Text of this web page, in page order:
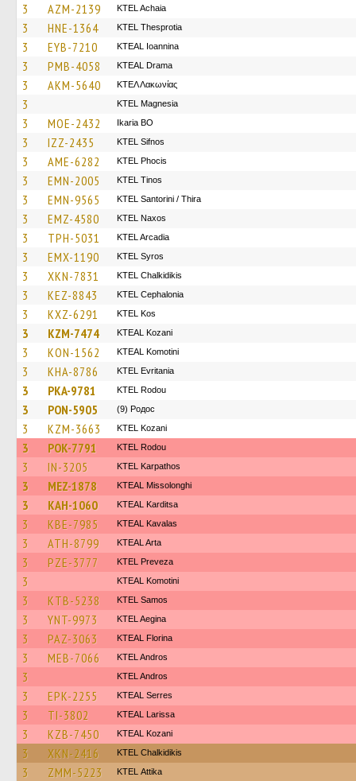
3 AZM-2139 KTEL Achaia
3 HNE-1364 KTEL Thesprotia
3 EYB-7210 KTEAL Ioannina
3 PMB-4058 KTEAL Drama
3 AKM-5640 ΚΤΕΛ Λακωνίας
3 ΚΤΕL Magnesia
3 MOE-2432 Ikaria BO
3 IZZ-2435 KTEL Sifnos
3 AME-6282 ΚΤΕL Phocis
3 EMN-2005 KTEL Tinos
3 EMN-9565 KTEL Santorini / Thira
3 EMZ-4580 KTEL Naxos
3 TPH-5031 KTEL Arcadia
3 EMX-1190 KTEL Syros
3 XKN-7831 ΚΤΕL Chalkidikis
3 KEZ-8843 KTEL Cephalonia
3 KXZ-6291 KTEL Kos
3 KZM-7474 KTEAL Kozani
3 KON-1562 KTEAL Komotini
3 KHA-8786 ΚΤΕL Evritania
3 PKA-9781 ΚΤΕL Rodou
3 PON-5905 (9) Родос
3 KZM-3663 ΚΤΕL Kozani
3 POK-7791 ΚΤΕL Rodou
3 IN-3205 ΚΤΕL Karpathos
3 MEZ-1878 KTEAL Missolonghi
3 KAH-1060 KTEAL Karditsa
3 KBE-7985 KTEAL Kavalas
3 ATH-8799 KTEAL Arta
3 PZE-3777 KTEL Preveza
3 KTEAL Komotini
3 KTB-5238 KTEL Samos
3 YNT-9973 KTEL Aegina
3 PAZ-3063 KTEAL Florina
3 MEB-7066 KTEL Andros
3 KTEL Andros
3 EPK-2255 KTEAL Serres
3 TI-3802 KTEAL Larissa
3 KZB-7450 KTEAL Kozani
3 XKN-2416 ΚΤΕL Chalkidikis
3 ZMM-5223 KΤΕL Αttika